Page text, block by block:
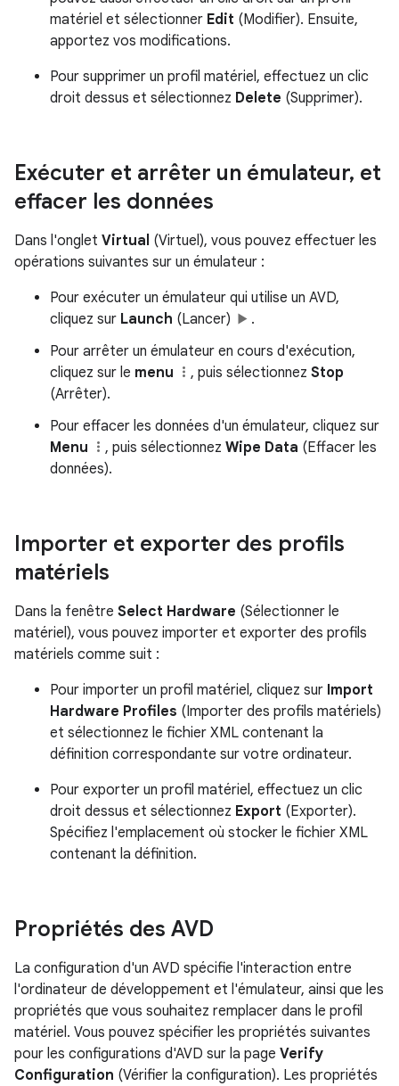
matériel et sélectionner Edit (Modifier). Ensuite,
apportez vos modifications.
Pour supprimer un profil matériel, effectuez un clic
droit dessus et sélectionnez Delete (Supprimer).
Exécuter et arrêter un émulateur, et
effacer les données
Dans l'onglet Virtual (Virtuel), vous pouvez effectuer les
opérations suivantes sur un émulateur :
Pour exécuter un émulateur qui utilise un AVD,
cliquez sur Launch (Lancer)
.
Pour arrêter un émulateur en cours d'exécution,
cliquez sur le menu , puis sélectionnezStop
(Arrêter).
Pour effacer les données d'un émulateur, cliquez sur
Menu
, puis sélectionnezWipe Data (Effacer les
données).
Importer et exporter des profils
matériels
Dans la fenêtre Select Hardware (Sélectionner le
matériel), vous pouvez importer et exporter des profils
matériels comme suit :
Pour importer un profil matériel, cliquez sur Import
Hardware Profiles (Importer des profils matériels)
et sélectionnez le fichier XML contenant la
définition correspondante sur votre ordinateur.
Pour exporter un profil matériel, effectuez un clic
droit dessus et sélectionnez Export (Exporter).
Spécifiez l'emplacement où stocker le fichier XML
contenant la définition.
Propriétés des AVD
La configuration d'un AVD spécifie l'interaction entre
l'ordinateur de développement et l'émulateur, ainsi que les
propriétés que vous souhaitez remplacer dans le profil
matériel. Vous pouvez spécifier les propriétés suivantes
pour les configurations d'AVD sur la page Verify
Configuration (Vérifier la configuration). Les propriétés